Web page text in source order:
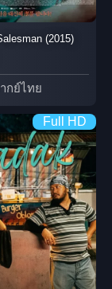
(2015)
กย์ไทย
Full HD